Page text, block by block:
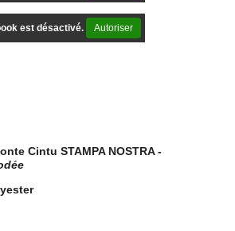
est désactivé. Autoriser
Cintu STAMPA NOSTRA -